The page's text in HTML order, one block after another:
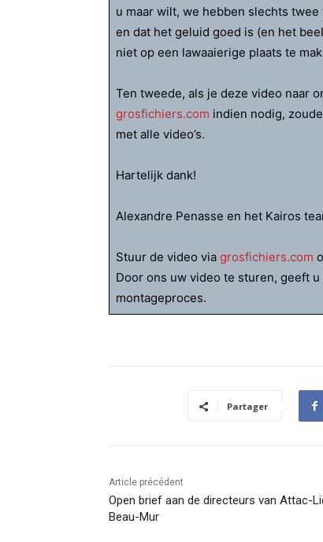
u maar wilt, we hebben slechts
en dat het geluid goed is (en het
niet op een lawaaierige plaats te
Ten tweede, als je deze video naar
grosfichiers.com indien nodig,
met alle video’s.
Hartelijk dank!
Alexandre Penasse en het Kairos
Stuur de video via grosfichiers.com
Door ons uw video te sturen, geeft
montageproces.
Partager
Article précédent
Open brief aan de directeurs van Attac-
Beau-Mur